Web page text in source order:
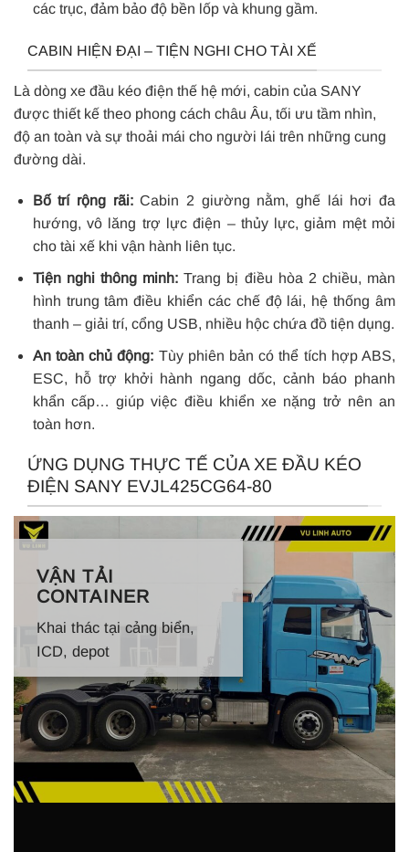
các trục, đảm bảo độ bền lốp và khung gầm.
CABIN HIỆN ĐẠI – TIỆN NGHI CHO TÀI XẾ
Là dòng xe đầu kéo điện thế hệ mới, cabin của SANY
được thiết kế theo phong cách châu Âu, tối ưu tầm nhìn,
độ an toàn và sự thoải mái cho người lái trên những cung
đường dài.
Bố trí rộng rãi:Cabin 2 giường nằm, ghế lái hơi đa
hướng, vô lăng trợ lực điện – thủy lực, giảm mệt mỏi
cho tài xế khi vận hành liên tục.
Tiện nghi thông minh: Trang bị điều hòa 2 chiều, màn
hình trung tâm điều khiển các chế độ lái, hệ thống âm
thanh – giải trí, cổng USB, nhiều hộc chứa đồ tiện dụng.
An toàn chủ động: Tùy phiên bản có thể tích hợp ABS,
ESC, hỗ trợ khởi hành ngang dốc, cảnh báo phanh
khẩn cấp… giúp việc điều khiển xe nặng trở nên an
toàn hơn.
ỨNG DỤNG THỰC TẾ CỦA XE ĐẦU KÉO
ĐIỆN SANY EVJL425CG64-80
VẬN TẢI
CONTAINER
Khai thác tại cảng biển,
ICD, depot